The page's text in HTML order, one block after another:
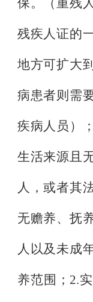
保。（重残
残疾人证的
地方可扩大
病患者则需
疾病人员）
生活来源且
人，或者其
无赡养、抚
人以及未成
养范围； 2.